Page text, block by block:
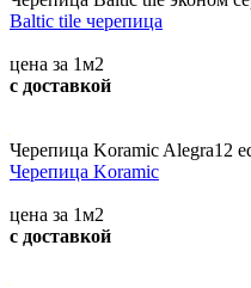
Baltic tile черепица
цена за 1м2
с доставкой
Черепица Koramic Alegra12
Черепица Koramic
цена за 1м2
с доставкой